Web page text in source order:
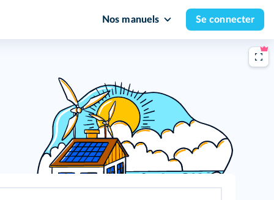
Nos manuels Se connecter